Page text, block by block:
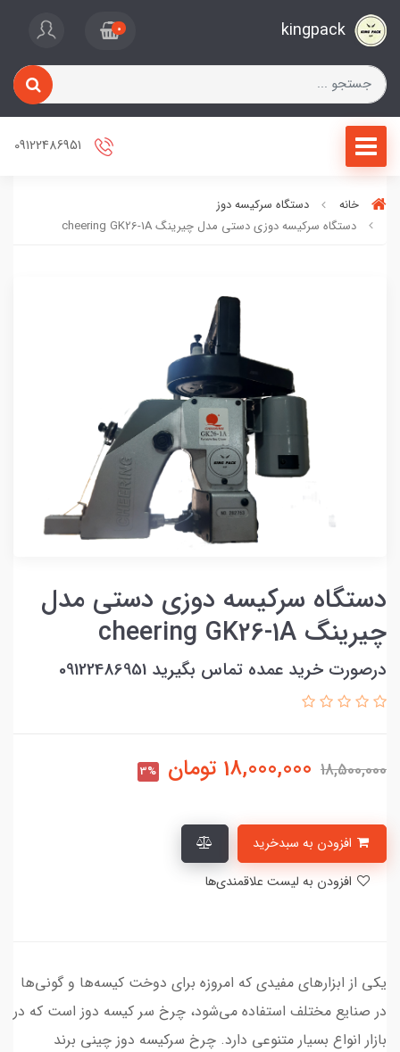
kingpack
0
خانه
دستگاه سرکیسه دوز
دستگاه سرکیسه دوزی دستی مدل چیرینگ cheering GK26-1A
دستگاه سرکیسه دوزی دستی مدل
چیرینگ cheering GK26-1A
درصورت خرید عمده تماس بگیرید 09122486951
18,500,000
18,000,000 تومان 3%
یکی از ابزار‌های مفیدی که امروزه برای دوخت کیسه‌ها و گونی‌ها
در صنایع مختلف استفاده می‌شود، چرخ سر کیسه دوز است که در
بازار انواع بسیار متنوعی دارد. چرخ سرکیسه دوز چینی برند